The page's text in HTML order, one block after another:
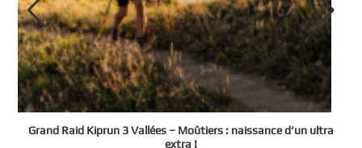
Grand Raid Kiprun 3 Vallées – Moûtiers : naissance d’un ultra
extra !